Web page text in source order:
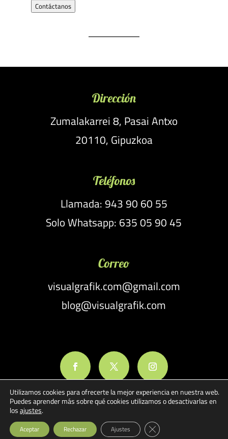
Contáctanos
Dirección
Zumalakarrei 8, Pasai Antxo
20110, Gipuzkoa
Teléfonos
Llamada: 943 90 60 55
Solo Whatsapp: 635 05 90 45
Correo
visualgrafik.com@gmail.com
blog@visualgrafik.com
Utilizamos cookies para ofrecerte la mejor experiencia en nuestra web.
Puedes aprender más sobre qué cookies utilizamos o desactivarlas en
losajustes.
Aceptar Rechazar Ajustes Cerrar el banner de